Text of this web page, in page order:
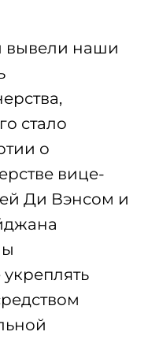
наши
стало
о
вице-
Ди Вэнсом и